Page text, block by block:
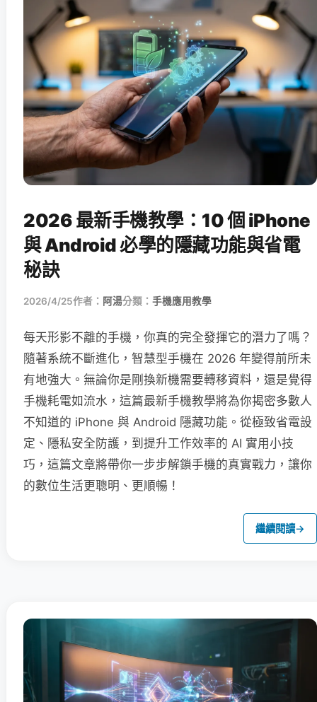
2026 最新手機教學：10 個 iPhone
與 Android 必學的隱藏功能與省電
秘訣
2026/4/25作者： 阿湯分類： 手機應用教學
每天形影不離的手機，你真的完全發揮它的潛力了嗎？
隨著系統不斷進化，智慧型手機在 2026 年變得前所未
有地強大。無論你是剛換新機需要轉移資料，還是覺得
手機耗電如流水，這篇最新手機教學將為你揭密多數人
不知道的 iPhone 與 Android 隱藏功能。從極致省電設
定、隱私安全防護，到提升工作效率的 AI 實用小技
巧，這篇文章將帶你一步步解鎖手機的真實戰力，讓你
的數位生活更聰明、更順暢！
繼續閱讀→